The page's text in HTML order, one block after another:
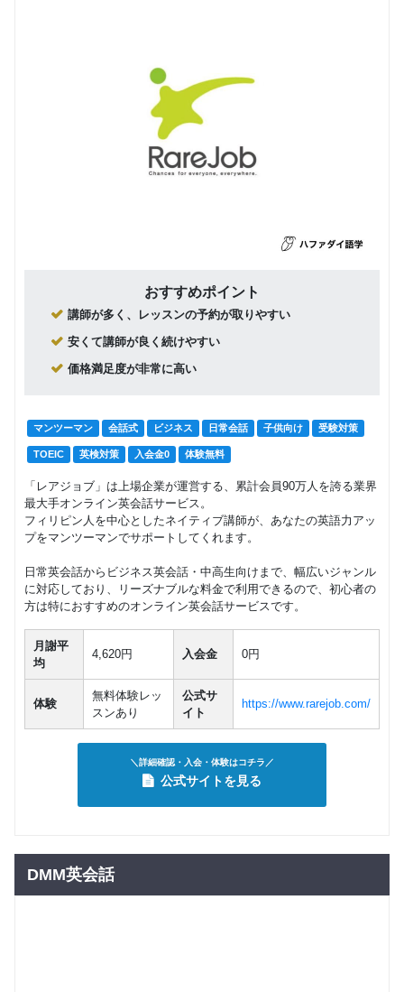
おすすめポイント
講師が多く、レッスンの予約が取りやすい
安くて講師が良く続けやすい
価格満足度が非常に高い
マンツーマン 会話式 ビジネス 日常会話 子供向け 受験対策
TOEIC 英検対策 入会金0 体験無料
「レアジョブ」は上場企業が運営する、累計会員90万人を誇る業界
最大手オンライン英会話サービス。
フィリピン人を中心としたネイティブ講師が、あなたの英語力アッ
プをマンツーマンでサポートしてくれます。
日常英会話からビジネス英会話・中高生向けまで、幅広いジャンル
に対応しており、リーズナブルな料金で利用できるので、初心者の
方は特におすすめのオンライン英会話サービスです。
月謝平
均
4,620円 入会金 0円
体験
無料体験レッ
スンあり
公式サ
イト
https://www.rarejob.com/
＼詳細確認・入会・体験はコチラ／
公式サイトを見る
DMM英会話